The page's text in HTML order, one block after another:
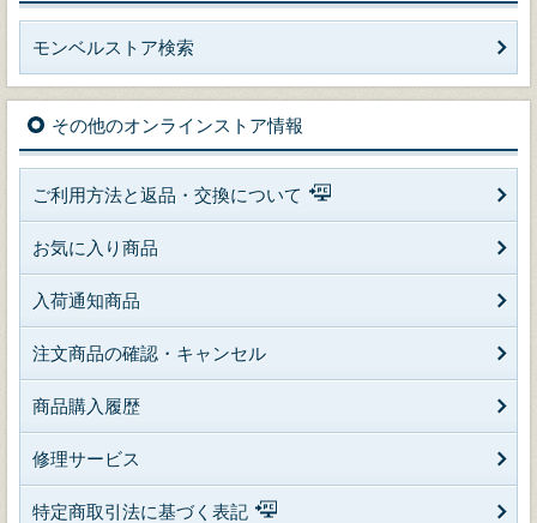
モンベルストア検索
その他のオンラインストア情報
ご利用方法と返品・交換について
お気に入り商品
入荷通知商品
注文商品の確認・キャンセル
商品購入履歴
修理サービス
特定商取引法に基づく表記